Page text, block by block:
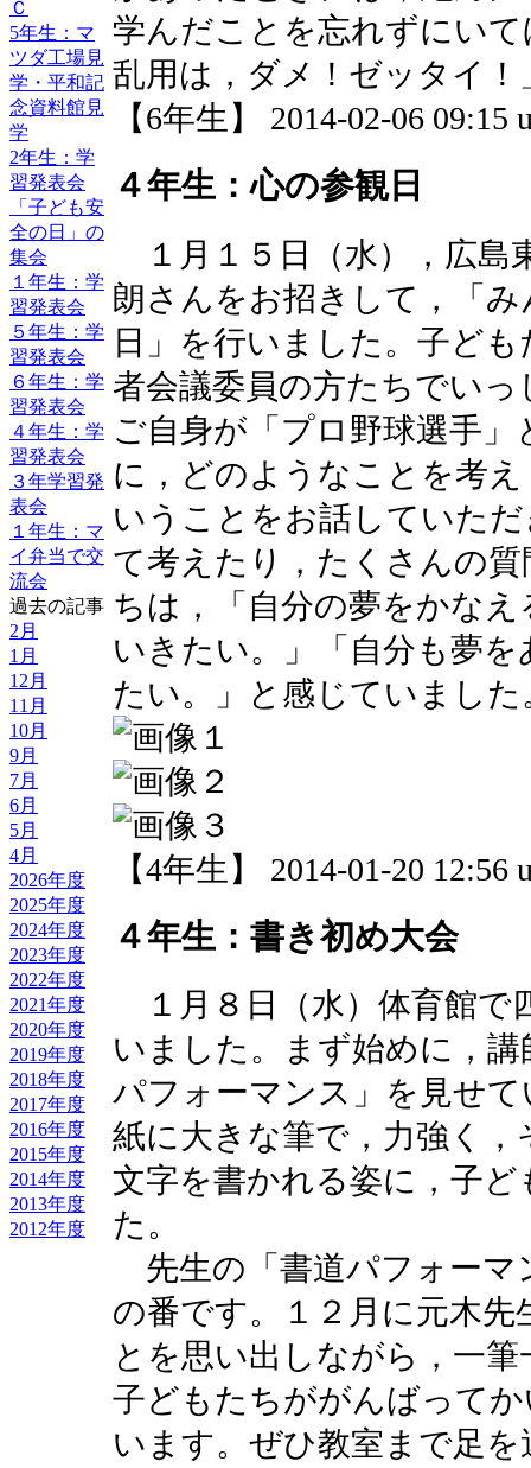
Ｃ
5年生：マ
ツダ工場見
学・平和記
念資料館見
学
2年生：学
習発表会
「子ども安
全の日」の
集会
１年生：学
習発表会
５年生：学
習発表会
６年生：学
習発表会
４年生：学
習発表会
３年学習発
表会
１年生：マ
イ弁当で交
流会
過去の記事
2月
1月
12月
11月
10月
9月
7月
6月
5月
4月
2026年度
2025年度
2024年度
2023年度
2022年度
2021年度
2020年度
2019年度
2018年度
2017年度
2016年度
2015年度
2014年度
2013年度
2012年度
学んだことを忘れずにい
乱用は，ダメ！ゼッタイ！
【6年生】 2014-02-06 09:15
４年生：心の参観日
１月１５日（水），広島
朗さんをお招きして，「
日」を行いました。子ど
者会議委員の方たちでい
ご自身が「プロ野球選手
に，どのようなことを考
いうことをお話していた
て考えたり，たくさんの
ちは，「自分の夢をかな
いきたい。」「自分も夢
たい。」と感じていました
【4年生】 2014-01-20 12:56
４年生：書き初め大会
１月８日（水）体育館で
いました。まず始めに，
パフォーマンス」を見せ
紙に大きな筆で，力強く
文字を書かれる姿に，子
た。
先生の「書道パフォーマ
の番です。１２月に元木
とを思い出しながら，一
子どもたちががんばって
います。ぜひ教室まで足